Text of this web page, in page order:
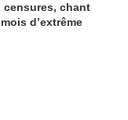
censures, chant
d’extrême